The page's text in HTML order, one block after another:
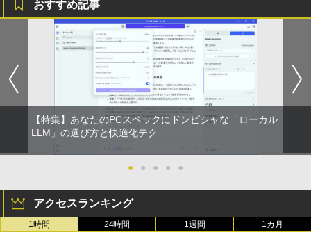
おすすめ記事
【特集】あなたのPCスペックにドンピシャな「ローカル
LLM」の選び方と快適化テク
● ● ● ● ●
アクセスランキング
1時間 24時間 1週間 1カ月